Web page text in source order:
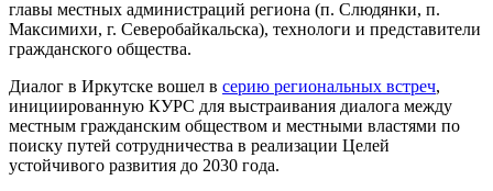
главы местных администраций региона (п. Слюдянки, п.
Максимихи, г. Северобайкальска), технологи и представители
гражданского общества.
Диалог в Иркутске вошел в серию региональных встреч,
инициированную КУРС для выстраивания диалога между
местным гражданским обществом и местными властями по
поиску путей сотрудничества в реализации Целей
устойчивого развития до 2030 года.